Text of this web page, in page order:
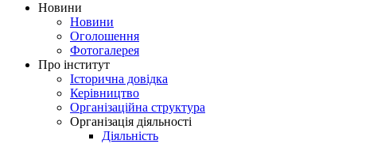
Новини
Новини
Оголошення
Фотогалерея
Про інститут
Історична довідка
Керівництво
Організаційна структура
Організація діяльності
Діяльність